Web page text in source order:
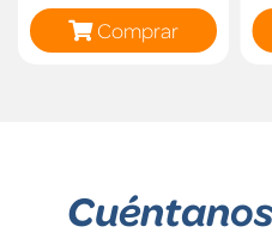
Comprar